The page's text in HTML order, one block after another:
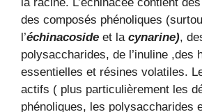
des composés phénoliques
l’échinacoside et la cynarine),
polysaccharides, de l’inuline ,des
essentielles et résines volatiles.
actifs ( plus particulièrement les
phénoliques, les polysaccharides